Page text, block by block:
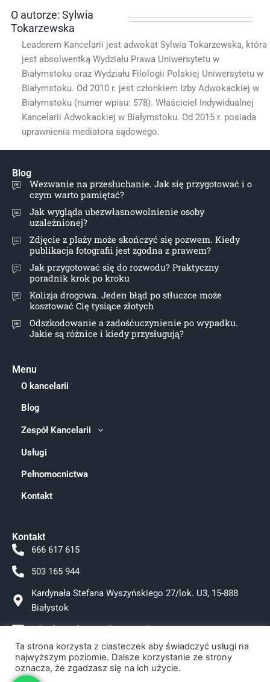
O autorze: Sylwia
Tokarzewska
Leaderem Kancelarii jest adwokat Sylwia Tokarzewska, która
jest absolwentką Wydziału Prawa Uniwersytetu w
Białymstoku oraz Wydziału Filologii Polskiej Uniwersytetu w
Białymstoku. Od 2010 r. jest członkiem Izby Adwokackiej w
Białymstoku (numer wpisu: 578). Właściciel Indywidualnej
Kancelarii Adwokackiej w Białymstoku. Od 2015 r. posiada
uprawnienia mediatora sądowego.
Blog
Wezwanie na przesłuchanie. Jak się przygotować i o
czym warto pamiętać?
Jak wygląda ubezwłasnowolnienie osoby
uzależnionej?
Zdjęcie z plaży może skończyć się pozwem. Kiedy
publikacja fotografii jest zgodna z prawem?
Jak przygotować się do rozwodu? Praktyczny
poradnik krok po kroku
Kolizja drogowa. Jeden błąd po stłuczce może
kosztować Cię tysiące złotych
Odszkodowanie a zadośćuczynienie po wypadku.
Jakie są różnice i kiedy przysługują?
Menu
O kancelarii
Blog
Zespół Kancelarii
Usługi
Pełnomocnictwa
Kontakt
Kontakt
666 617 615
503 165 944
Kardynała Stefana Wyszyńskiego 27/lok. U3, 15-888
Białystok
adwokat.tokarzewska@gmail.com
Facebook
Instagram
Ta strona korzysta z ciasteczek aby świadczyć usługi na
najwyższym poziomie. Dalsze korzystanie ze strony
oznacza, że zgadzasz się na ich użycie.